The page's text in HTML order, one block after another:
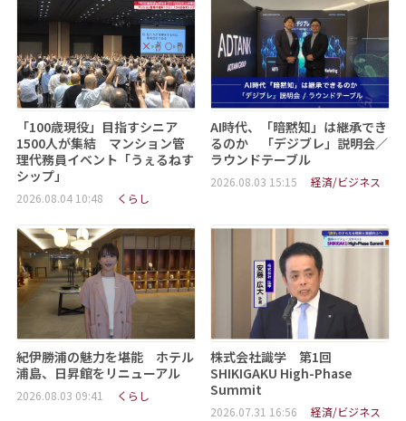
「100歳現役」目指すシニア
1500人が集結 マンション管
理代務員イベント「うぇるねす
シップ」
2026.08.04 10:48 くらし
AI時代、「暗黙知」は継承でき
るのか 「デジブレ」説明会／
ラウンドテーブル
2026.08.03 15:15 経済/ビジネス
紀伊勝浦の魅力を堪能 ホテル
浦島、日昇館をリニューアル
2026.08.03 09:41 くらし
株式会社識学 第1回
SHIKIGAKU High-Phase
Summit
2026.07.31 16:56 経済/ビジネス